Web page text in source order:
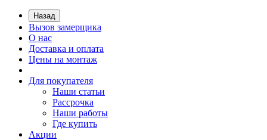
Назад
Вызов замерщика
О нас
Доставка и оплата
Цены на монтаж
Для покупателя
Наши статьи
Рассрочка
Наши работы
Где купить
Акции